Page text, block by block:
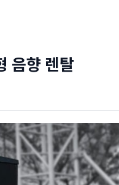
음향 렌탈